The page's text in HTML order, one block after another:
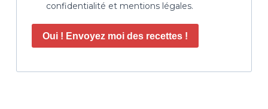
confidentialité et mentions légales.
Oui ! Envoyez moi des recettes !